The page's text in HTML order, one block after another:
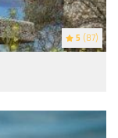
5 (87)